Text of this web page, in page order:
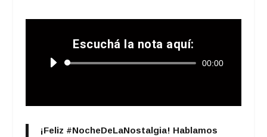
Escuchá la nota aquí:
Reproductor
00:00
¡Feliz #NocheDeLaNostalgia! Hablamos